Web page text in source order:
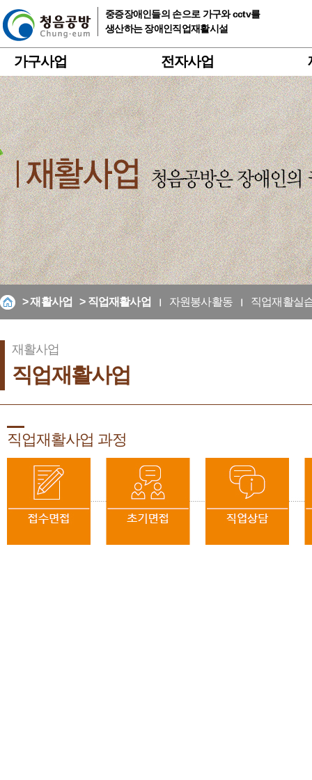
중증장애인들의 손으로 가구와 cctv를
생산하는 장애인직업재활시설
가구사업 전자사업
> 재활사업 > 직업재활사업 자원봉사활동 직업재활실
재활사업
직업재활사업
직업재활사업 과정